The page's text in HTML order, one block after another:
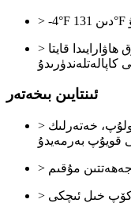
> ئۆزلۈكىدىن قىزىتىش ئىقتىدارى سوغۇق ھاۋارايىدا قايتا
ئىنتايىن بىخەتەر
> باتارېيەلەرنىڭ ھەممىسى پېچەتلەنگەن بولۇپ، خەتەرلىك
> كۆپ خىل ئىچكى BMS قوغداش سىستېمىسى